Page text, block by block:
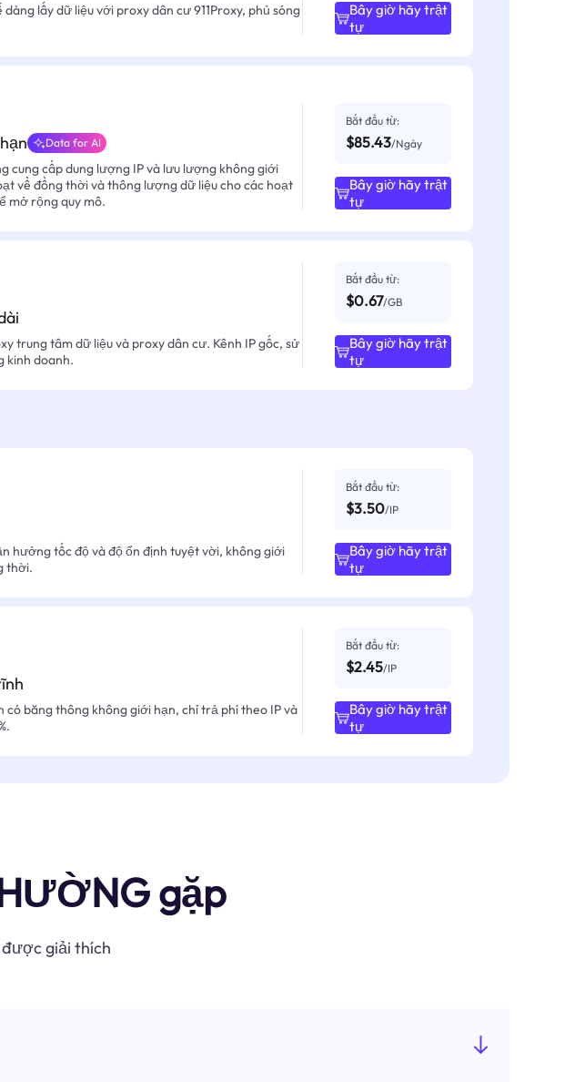
lấy dữ liệu với proxy dân cư 911Proxy, phủ sóng
Bây giờ hãy trật
tự
Data for AI
cung cấp dung lượng IP và lưu lượng không giới
về đồng thời và thông lượng dữ liệu cho các hoạt
mở rộng quy mô.
Bắt đầu từ:
$85.43/Ngày
Bây giờ hãy trật
tự
trung tâm dữ liệu và proxy dân cư. Kênh IP gốc, sử
kinh doanh.
Bắt đầu từ:
$0.67/GB
Bây giờ hãy trật
tự
hưởng tốc độ và độ ổn định tuyệt vời, không giới
thời.
Bắt đầu từ:
$3.50/IP
Bây giờ hãy trật
tự
băng thông không giới hạn, chỉ trả phí theo IP và
Bắt đầu từ:
$2.45/IP
Bây giờ hãy trật
tự
gặp
giải thích